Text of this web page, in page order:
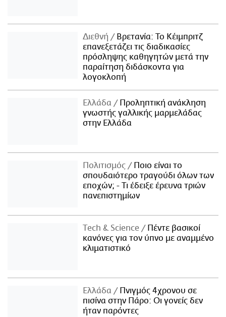
Διεθνή
Βρετανία: Το Κέιμπριτζ
επανεξετάζει τις διαδικασίες
πρόσληψης καθηγητών μετά την
παραίτηση διδάσκοντα για
λογοκλοπή
Ελλάδα
Προληπτική ανάκληση
γνωστής γαλλικής μαρμελάδας
στην Ελλάδα
Πολιτισμός
Ποιο είναι το
σπουδαιότερο τραγούδι όλων των
εποχών; - Τι έδειξε έρευνα τριών
πανεπιστημίων
Τech & Science
Πέντε βασικοί
κανόνες για τον ύπνο με αναμμένο
κλιματιστικό
Ελλάδα
Πνιγμός 4χρονου σε
πισίνα στην Πάρο: Οι γονείς δεν
ήταν παρόντες